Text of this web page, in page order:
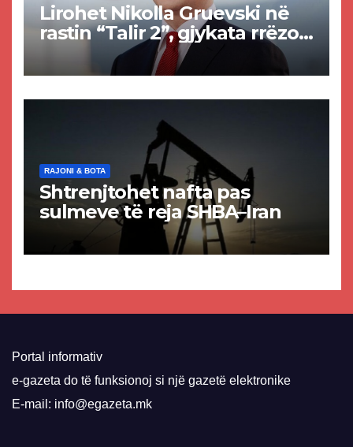
Lirohet Nikolla Gruevski në
rastin “Talir 2”, gjykata rrëzon
akuzat për ndërtimin e
paligjshëm të selisë së
RAJONI & BOTA
Shtrenjtohet nafta pas
sulmeve të reja SHBA–Iran
Portal informativ
e-gazeta do të funksionoj si një gazetë elektronike
E-mail: info@egazeta.mk